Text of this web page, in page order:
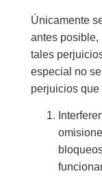
Únicamente
antes posible,
tales
especial no
perjuicios que